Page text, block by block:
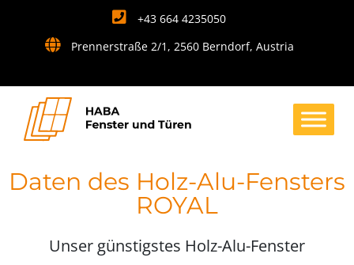
+43 664 4235050
Prennerstraße 2/1, 2560 Berndorf, Austria
Daten des Holz-Alu-Fensters
ROYAL
Unser günstigstes Holz-Alu-Fenster